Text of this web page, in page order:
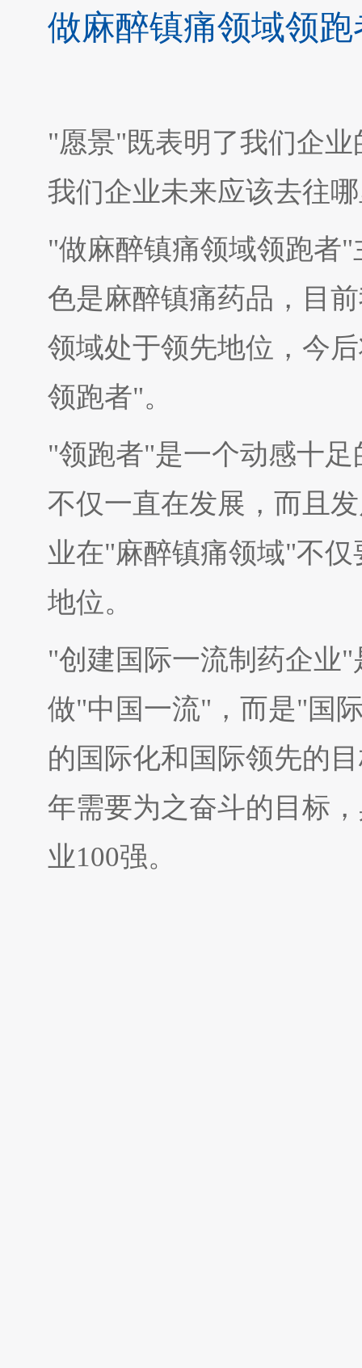
做麻醉镇痛领域领
"愿景"既表明了我们企
我们企业未来应该去往
"做麻醉镇痛领域领跑者
色是麻醉镇痛药品，目
领域处于领先地位，今
领跑者"。
"领跑者"是一个动感十
不仅一直在发展，而且
业在"麻醉镇痛领域"不
地位。
"创建国际一流制药企业
做"中国一流"，而是"国
的国际化和国际领先的
年需要为之奋斗的目标
业100强。